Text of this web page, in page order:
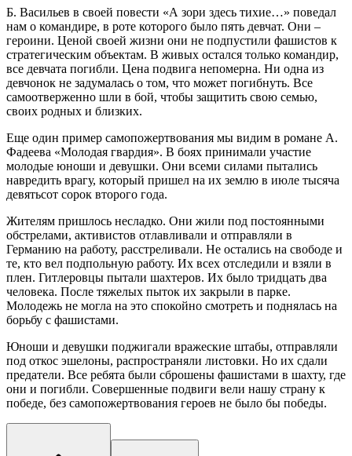
Б. Васильев в своей повести «А зори здесь тихие…» поведал
нам о командире, в роте которого было пять девчат. Они –
героини. Ценой своей жизни они не подпустили фашистов к
стратегическим объектам. В живых остался только командир,
все девчата погибли. Цена подвига непомерна. Ни одна из
девчонок не задумалась о том, что может погибнуть. Все
самоотверженно шли в бой, чтобы защитить свою семью,
своих родных и близких.
Еще один пример самопожертвования мы видим в романе А.
Фадеева «Молодая гвардия». В боях принимали участие
молодые юноши и девушки. Они всеми силами пытались
навредить врагу, который пришел на их землю в июле тысяча
девятьсот сорок второго года.
Жителям пришлось несладко. Они жили под постоянными
обстрелами, активистов отлавливали и отправляли в
Германию на работу, расстреливали. Не остались на свободе и
те, кто вел подпольную работу. Их всех отследили и взяли в
плен. Гитлеровцы пытали шахтеров. Их было тридцать два
человека. После тяжелых пыток их закрыли в парке.
Молодежь не могла на это спокойно смотреть и поднялась на
борьбу с фашистами.
Юноши и девушки поджигали вражеские штабы, отправляли
под откос эшелоны, распространяли листовки. Но их сдали
предатели. Все ребята были сброшены фашистами в шахту, где
они и погибли. Совершенные подвиги вели нашу страну к
победе, без самопожертвования героев не было бы победы.